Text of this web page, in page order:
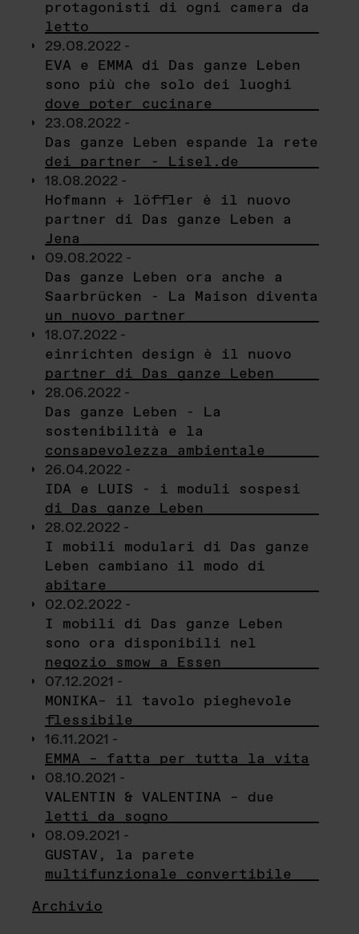
protagonisti di ogni camera da
letto
29.08.2022 -
EVA e EMMA di Das ganze Leben
sono più che solo dei luoghi
dove poter cucinare
23.08.2022 -
Das ganze Leben espande la rete
dei partner - Lisel.de
18.08.2022 -
Hofmann + löffler è il nuovo
partner di Das ganze Leben a
Jena
09.08.2022 -
Das ganze Leben ora anche a
Saarbrücken - La Maison diventa
un nuovo partner
18.07.2022 -
einrichten design è il nuovo
partner di Das ganze Leben
28.06.2022 -
Das ganze Leben - La
sostenibilità e la
consapevolezza ambientale
26.04.2022 -
IDA e LUIS - i moduli sospesi
di Das ganze Leben
28.02.2022 -
I mobili modulari di Das ganze
Leben cambiano il modo di
abitare
02.02.2022 -
I mobili di Das ganze Leben
sono ora disponibili nel
negozio smow a Essen
07.12.2021 -
MONIKA– il tavolo pieghevole
flessibile
16.11.2021 -
EMMA – fatta per tutta la vita
08.10.2021 -
VALENTIN & VALENTINA – due
letti da sogno
08.09.2021 -
GUSTAV, la parete
multifunzionale convertibile
Archivio